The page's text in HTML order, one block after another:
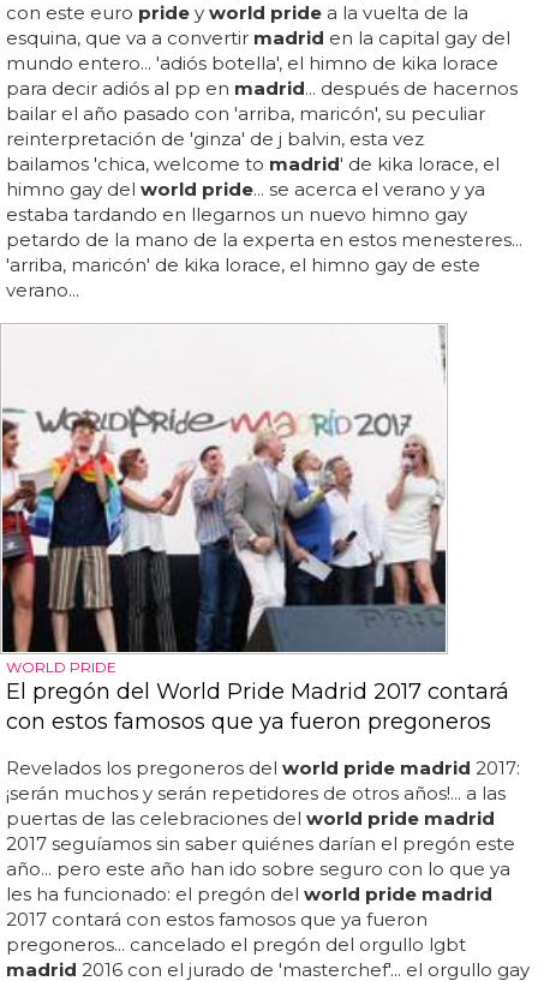
con este euro pride y world pride a la vuelta de la
esquina, que va a convertir madrid en la capital gay del
mundo entero... 'adiós botella', el himno de kika lorace
para decir adiós al pp en madrid... después de hacernos
bailar el año pasado con 'arriba, maricón', su peculiar
reinterpretación de 'ginza' de j balvin, esta vez
bailamos 'chica, welcome to madrid' de kika lorace, el
himno gay del world pride... se acerca el verano y ya
estaba tardando en llegarnos un nuevo himno gay
petardo de la mano de la experta en estos menesteres...
'arriba, maricón' de kika lorace, el himno gay de este
verano...
WORLD PRIDE
El pregón del World Pride Madrid 2017 contará
con estos famosos que ya fueron pregoneros
Revelados los pregoneros del world pride madrid 2017:
¡serán muchos y serán repetidores de otros años!... a las
puertas de las celebraciones del world pride madrid
2017 seguíamos sin saber quiénes darían el pregón este
año... pero este año han ido sobre seguro con lo que ya
les ha funcionado: el pregón del world pride madrid
2017 contará con estos famosos que ya fueron
pregoneros... cancelado el pregón del orgullo lgbt
madrid 2016 con el jurado de 'masterchef'... el orgullo gay